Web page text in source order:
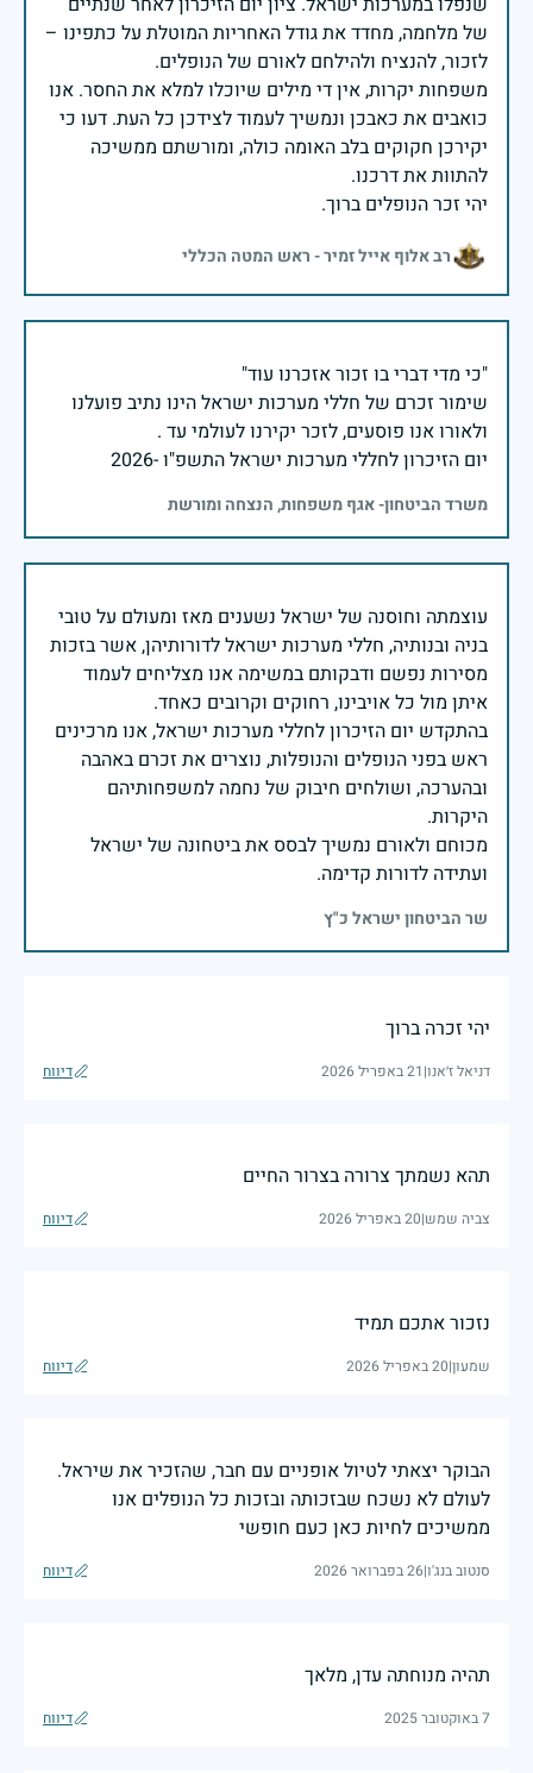
של מלחמה, מחדד את גודל האחריות המוטלת על כתפינו –
משפחות יקרות, אין די מילים שיוכלו למלא את החסר. אנו
כואבים את כאבכן ונמשיך לעמוד לצידכן כל העת. דעו כי
יקירכן חקוקים בלב האומה כולה, ומורשתם ממשיכה
יהי זכר הנופלים ברוך.
רב אלוף אייל זמיר - ראש המטה הכללי
שימור זכרם של חללי מערכות ישראל הינו נתיב פועלנו
יום הזיכרון לחללי מערכות ישראל התשפ"ו -2026
משרד הביטחון- אגף משפחות, הנצחה ומורשת
עוצמתה וחוסנה של ישראל נשענים מאז ומעולם על טובי
בניה ובנותיה, חללי מערכות ישראל לדורותיהן, אשר בזכות
מסירות נפשם ודבקותם במשימה אנו מצליחים לעמוד
בהתקדש יום הזיכרון לחללי מערכות ישראל, אנו מרכינים
ראש בפני הנופלים והנופלות, נוצרים את זכרם באהבה
ובהערכה, ושולחים חיבוק של נחמה למשפחותיהם
מכוחם ולאורם נמשיך לבסס את ביטחונה של ישראל
ועתידה לדורות קדימה.
שר הביטחון ישראל כ"ץ
יהי זכרה ברוך
דניאל ז׳אנו|21 באפריל 2026 דיווח
תהא נשמתך צרורה בצרור החיים
צביה שמש|20 באפריל 2026 דיווח
נזכור אתכם תמיד
שמעון|20 באפריל 2026 דיווח
הבוקר יצאתי לטיול אופניים עם חבר, שהזכיר את שיראל.
לעולם לא נשכח שבזכותה ובזכות כל הנופלים אנו
ממשיכים לחיות כאן כעם חופשי
סנטוב בנג'ו|26 בפברואר 2026 דיווח
תהיה מנוחתה עדן, מלאך
7 באוקטובר 2025 דיווח